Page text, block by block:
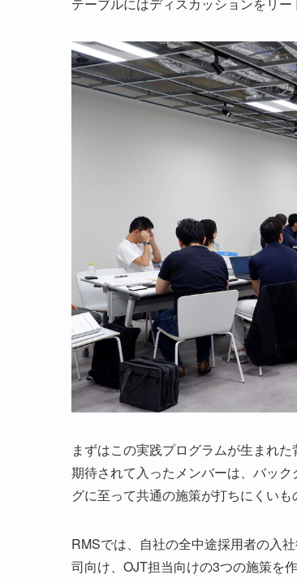
まずはこの実践プログラムが生まれ
期待されて入ったメンバーは、バッ
グに至って共通の施策が打ちにくいも
RMSでは、自社の全中途採用者の入
司向け、OJT担当向けの3つの施策を